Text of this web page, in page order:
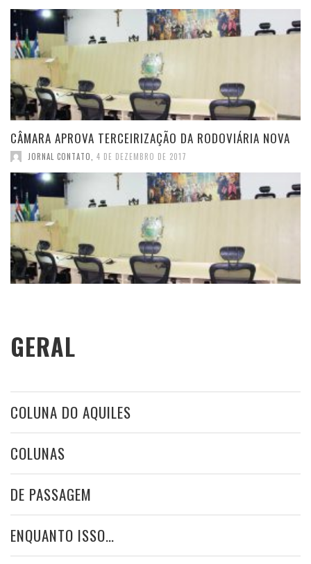
CÂMARA APROVA TERCEIRIZAÇÃO DA RODOVIÁRIA NOVA
JORNAL CONTATO 4 DE DEZEMBRO DE 2017
GERAL
COLUNA DO AQUILES
COLUNAS
DE PASSAGEM
ENQUANTO ISSO…